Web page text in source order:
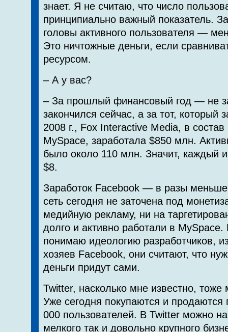
знает. Я не считаю, что число
принципиально важный показатель.
головы активного пользователя —
Это ничтожные деньги, если
ресурсом.
– А у вас?
– За прошлый финансовый год — не
закончился сейчас, а за тот, который
2008 г., Fox Interactive Media, в состав
MySpace, заработала $850 млн.
было около 110 млн. Значит, каждый
$8.
Заработок Facebook — в разы
сеть сегодня не заточена под
медийную рекламу, ни на
долго и активно работали в MySpace.
понимаю идеологию разработчиков,
хозяев Facebook, они считают, что
деньги придут сами.
Twitter, насколько мне известно, тоже
Уже сегодня покупаются и продаются
000 пользователей. В Twitter можно
мелкого так и довольно крупного